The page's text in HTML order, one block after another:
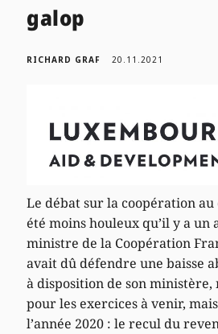
galop
RICHARD GRAF 20.11.2021
Le débat sur la coopération
été moins houleux qu’il y a un
ministre de la Coopération
avait dû défendre une baisse
à disposition de son ministère,
pour les exercices à venir,
l’année 2020 : le recul du